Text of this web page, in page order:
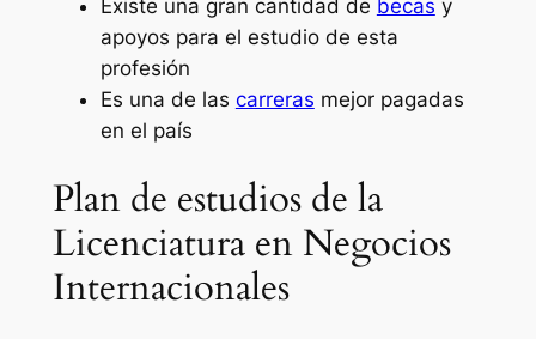
Existe una gran cantidad de becas y
apoyos para el estudio de esta
profesión
Es una de las carreras mejor pagadas
en el país
Plan de estudios de la
Licenciatura en Negocios
Internacionales